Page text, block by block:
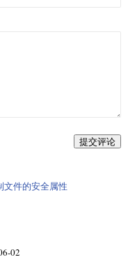
提交评论
文件的安全属性
02